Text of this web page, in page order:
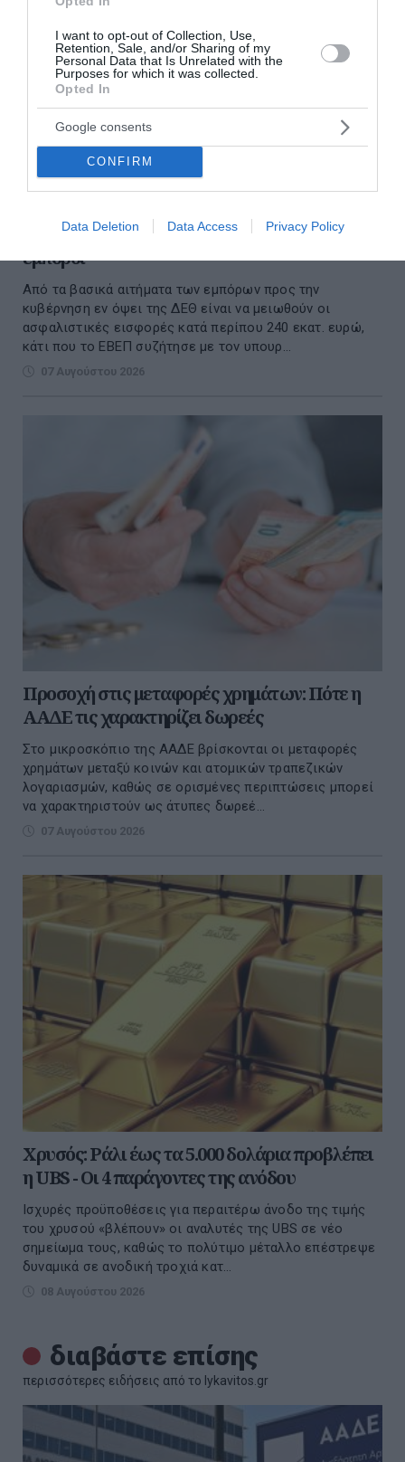
I want to opt-out of Collection, Use,
Retention, Sale, and/or Sharing of my
Personal Data that Is Unrelated with the
Purposes for which it was collected.
Opted In
Google consents
CONFIRM
Data Deletion Data Access Privacy Policy
εκατ. ευρώ ζητούν από την κυβέρνηση οι
έμποροι
Από τα βασικά αιτήματα των εμπόρων προς την
κυβέρνηση εν όψει της ΔΕΘ είναι να μειωθούν οι
ασφαλιστικές εισφορές κατά περίπου 240 εκατ. ευρώ,
κάτι που το ΕΒΕΠ συζήτησε με τον υπουρ...
07 Αυγούστου 2026
Προσοχή στις μεταφορές χρημάτων: Πότε η
ΑΑΔΕ τις χαρακτηρίζει δωρεές
Στο μικροσκόπιο της ΑΑΔΕ βρίσκονται οι μεταφορές
χρημάτων μεταξύ κοινών και ατομικών τραπεζικών
λογαριασμών, καθώς σε ορισμένες περιπτώσεις μπορεί
να χαρακτηριστούν ως άτυπες δωρεέ...
07 Αυγούστου 2026
Χρυσός: Ράλι έως τα 5.000 δολάρια προβλέπει
η UBS - Οι 4 παράγοντες της ανόδου
Ισχυρές προϋποθέσεις για περαιτέρω άνοδο της τιμής
του χρυσού «βλέπουν» οι αναλυτές της UBS σε νέο
σημείωμα τους, καθώς το πολύτιμο μέταλλο επέστρεψε
δυναμικά σε ανοδική τροχιά κατ...
08 Αυγούστου 2026
διαβάστε επίσης
περισσότερες ειδήσεις από το lykavitos.gr